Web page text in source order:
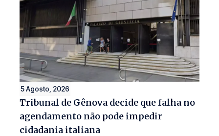
5 Agosto, 2026
Tribunal de Gênova decide que falha no
agendamento não pode impedir
cidadania italiana